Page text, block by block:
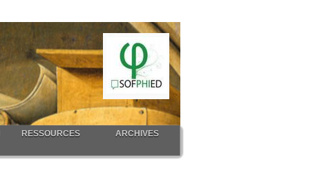
RESSOURCES ARCHIVES